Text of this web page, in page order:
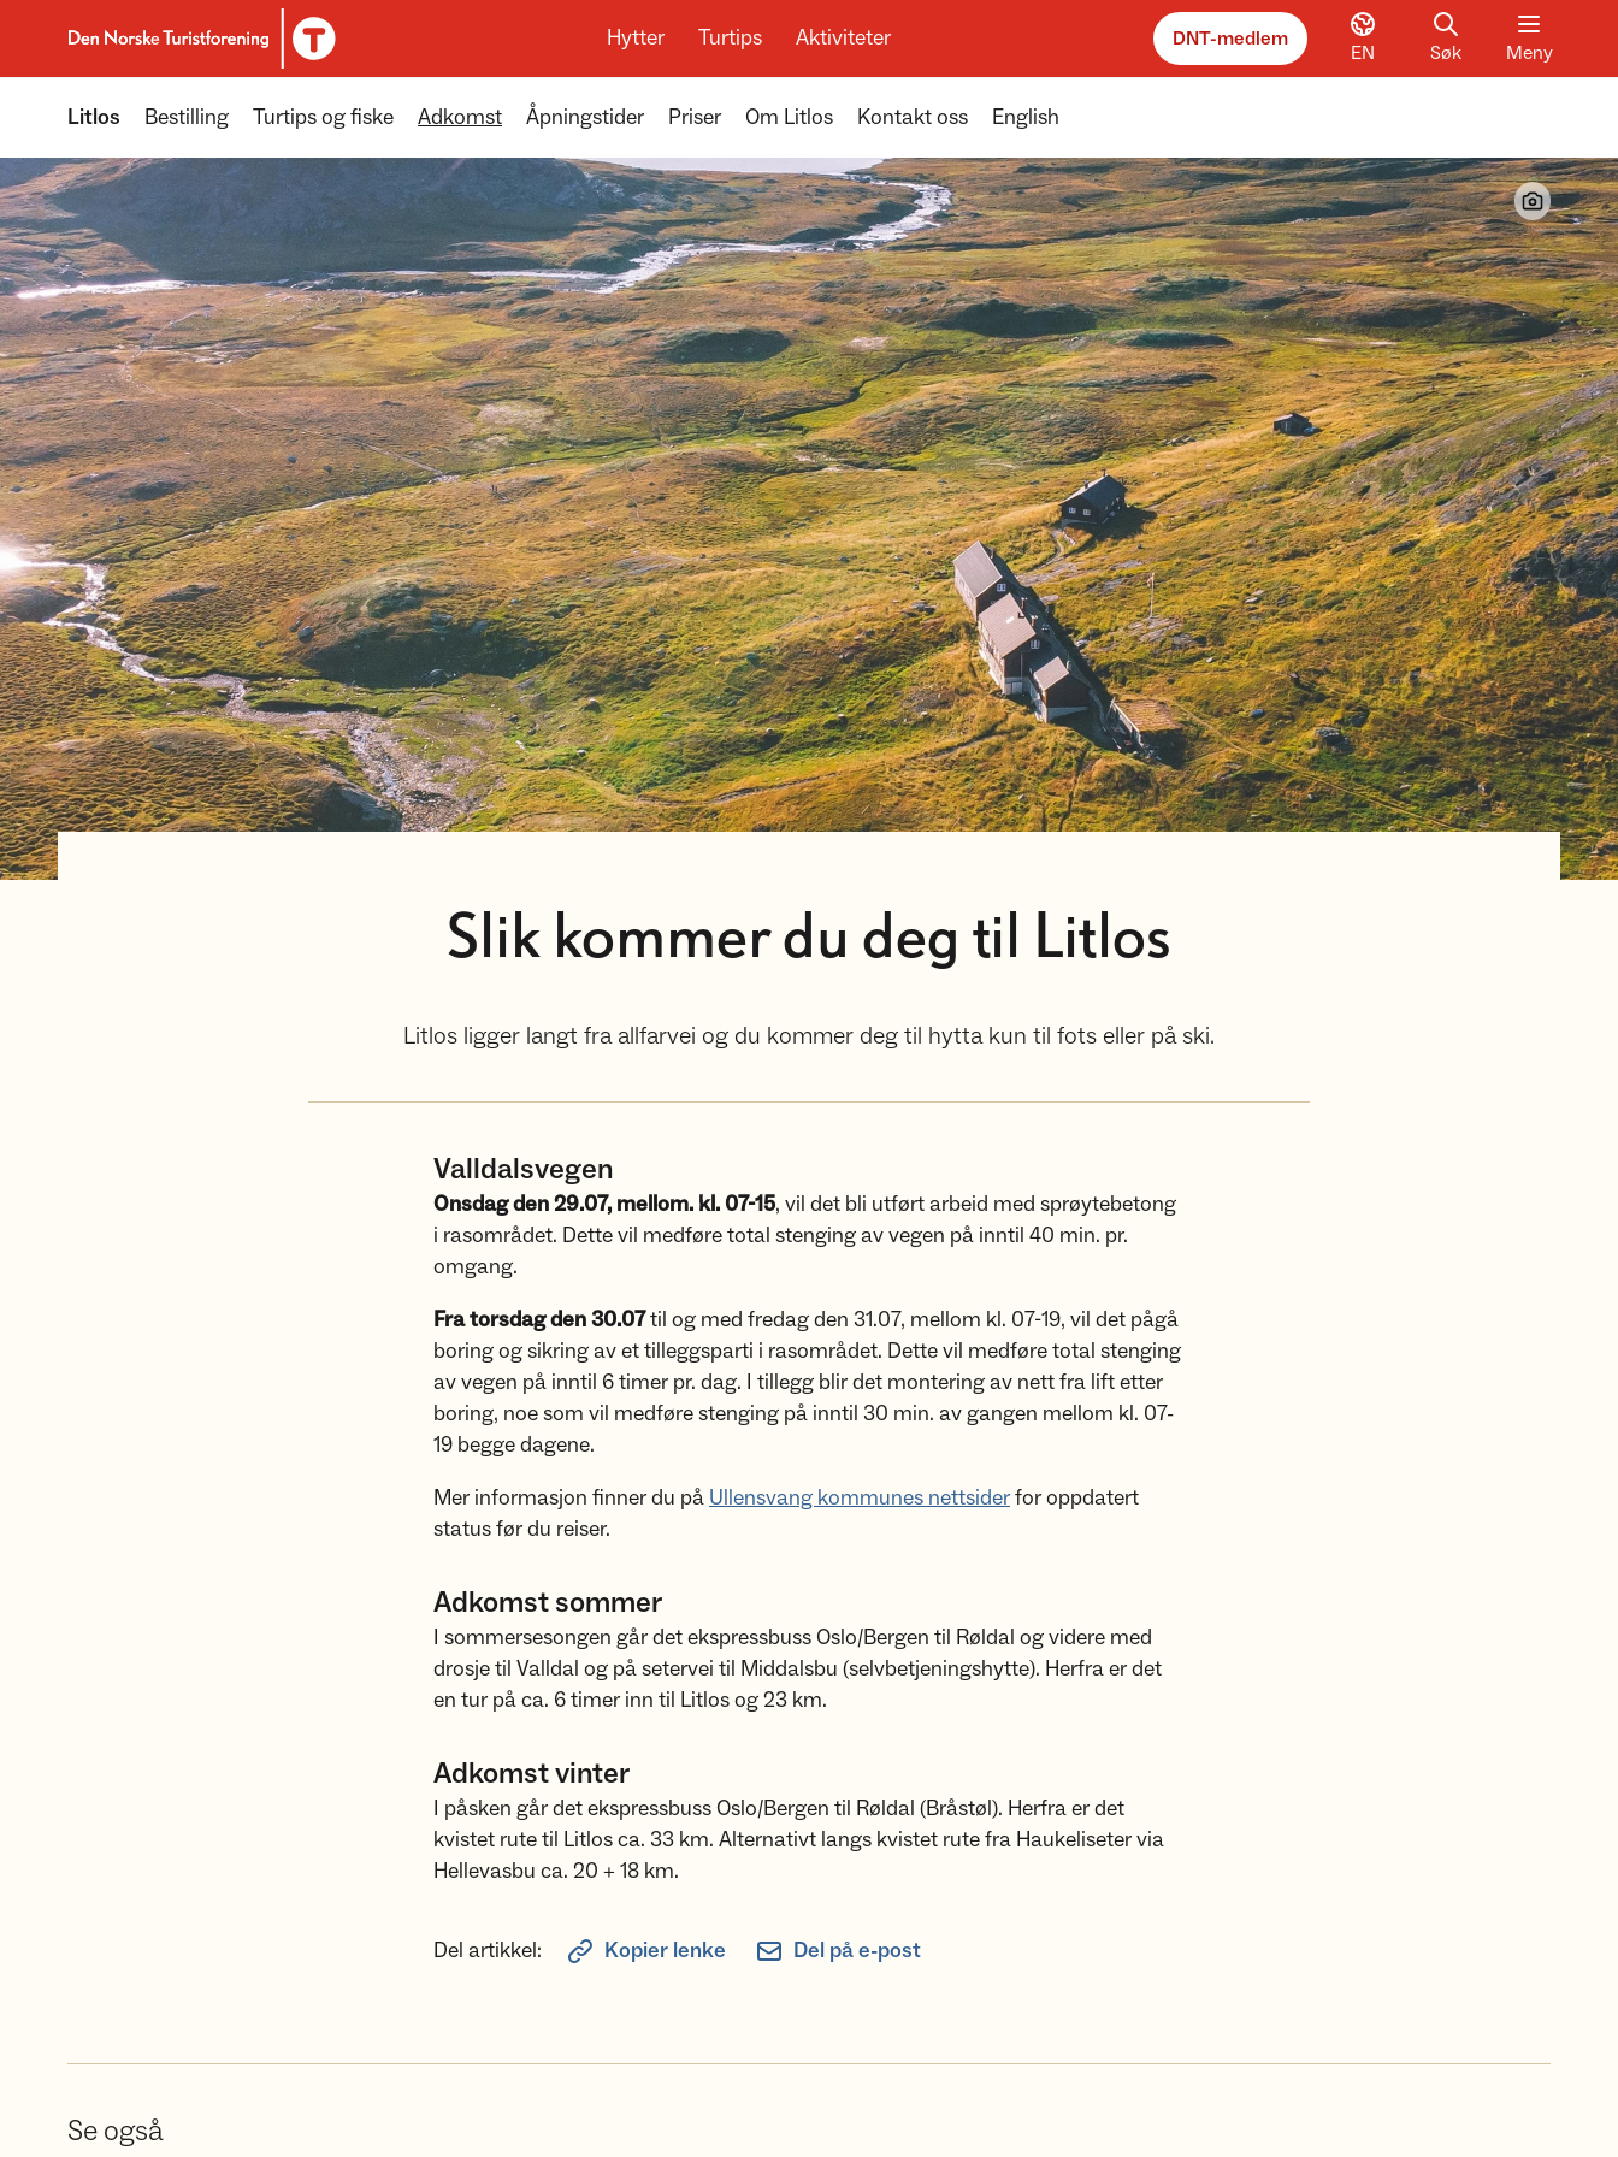
Til DNT.no forside
Hytter Turtips Aktiviteter DNT-medlem
EN Søk Meny
Litlos Bestilling Turtips og fiske Adkomst Åpningstider Priser Om Litlos Kontakt oss English
Slik kommer du deg til Litlos
Litlos ligger langt fra allfarvei og du kommer deg til hytta kun til fots eller på ski.
Valldalsvegen
Onsdag den 29.07, mellom. kl. 07-15, vil det bli utført arbeid med sprøytebetong
i rasområdet. Dette vil medføre total stenging av vegen på inntil 40 min. pr.
omgang.
Fra torsdag den 30.07til og med fredag den 31.07, mellom kl. 07-19, vil det pågå
boring og sikring av et tilleggsparti i rasområdet. Dette vil medføre total stenging
av vegen på inntil 6 timer pr. dag. I tillegg blir det montering av nett fra lift etter
boring, noe som vil medføre stenging på inntil 30 min. av gangen mellom kl. 07-
19 begge dagene.
Mer informasjon finner du på Ullensvang kommunes nettsiderfor oppdatert
status før du reiser.
Adkomst sommer
I sommersesongen går det ekspressbuss Oslo/Bergen til Røldal og videre med
drosje til Valldal og på setervei til Middalsbu (selvbetjeningshytte). Herfra er det
en tur på ca. 6 timer inn til Litlos og 23 km.
Adkomst vinter
I påsken går det ekspressbuss Oslo/Bergen til Røldal (Bråstøl). Herfra er det
kvistet rute til Litlos ca. 33 km. Alternativt langs kvistet rute fra Haukeliseter via
Hellevasbu ca. 20 + 18 km.
Del artikkel: Kopier lenke Del på e-post
Se også